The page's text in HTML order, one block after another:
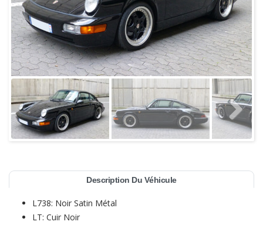
Description Du Véhicule
L738: Noir Satin Métal
LT: Cuir Noir